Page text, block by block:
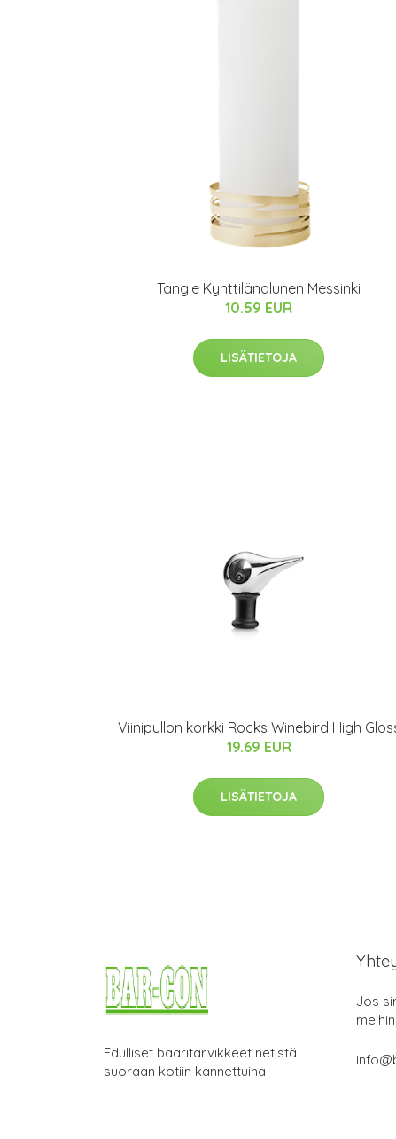
Tangle Kynttilänalunen Messinki
10.59 EUR
LISÄTIETOJA
Viinipullon korkki Rocks Winebird High
19.69 EUR
LISÄTIETOJA
Edulliset baaritarvikkeet netistä
suoraan kotiin kannettuina
Jos